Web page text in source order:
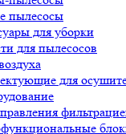
пылесосы
для уборки
для пылесосов
для